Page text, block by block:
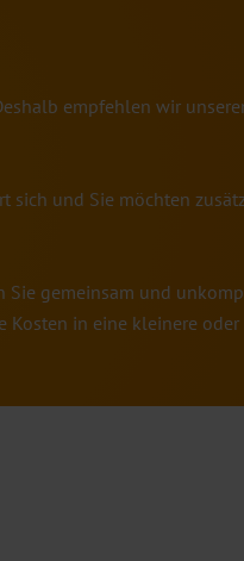
empfehlen wir
und Sie möchten
gemeinsam und
Kosten in eine kleinere